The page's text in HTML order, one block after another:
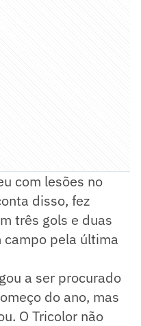
com lesões no
disso, fez
três gols e duas
campo pela última
a ser procurado
do ano, mas
O Tricolor não